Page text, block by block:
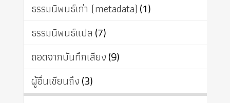
ธรรมนิพนธ์เก่า (metadata) (1)
ธรรมนิพนธ์แปล (7)
ถอดจากบันทึกเสียง(9)
ผู้อื่นเขียนถึง(3)